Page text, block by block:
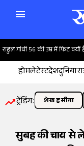
56 की उम्र में फिट क्यों हैं?
होमलेटेस्टदेशदुनिया
ट्रेंडिंग: शेख हसीना
सुबह की चाय से